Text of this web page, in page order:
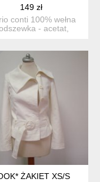
149 zł
conti 100% wełna
- acetat,
ŻAKIET XS/S